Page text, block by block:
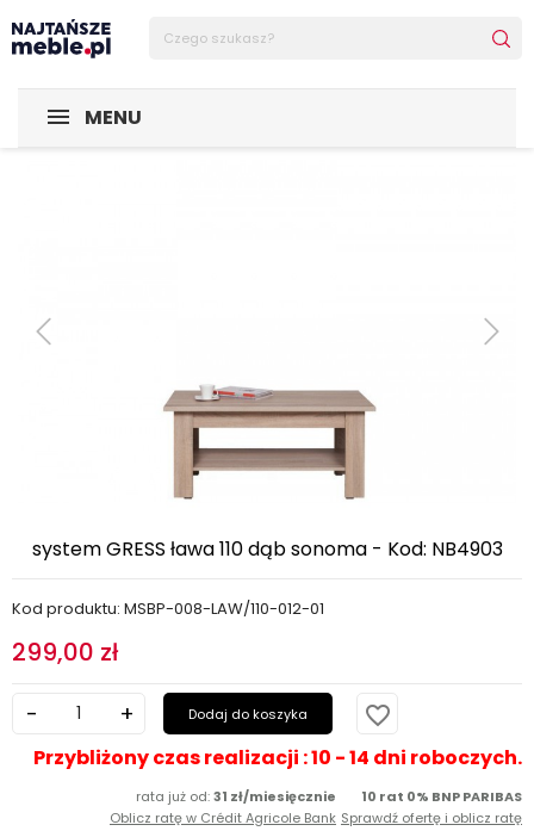
MENU
Sklep Najtańsze-meble
system GRESS ława 110 dąb sonoma - Kod: NB4903
Kod produktu: MSBP-008-LAW/110-012-01
299,00 zł
Dodaj do koszyka favorite_border
Przybliżony czas realizacji : 10 - 14 dni roboczych.
rata już od:31 zł/miesięcznie
Oblicz ratę w Crédit Agricole Bank
10 rat 0% BNP PARIBAS
Sprawdź ofertę i oblicz ratę